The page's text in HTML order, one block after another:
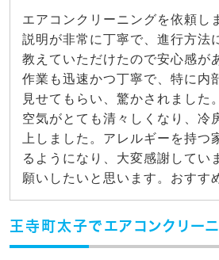
エアコンクリーニングを依頼し
説明が非常に丁寧で、進行方法
教えていただけたので安心感が
作業も迅速かつ丁寧で、特に内
見せてもらい、驚かされました
空気がとても清々しくなり、冷
上しました。アレルギーを持つ
るようになり、大変感謝してい
願いしたいと思います。おすす
王寺町太子でエアコンクリー